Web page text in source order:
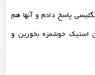
پاسخ دادم و آنها هم
استیک خوشمزه بخورین و